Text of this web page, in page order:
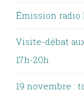
Émission radio
Visite-débat
17h-20h
19 novembre :